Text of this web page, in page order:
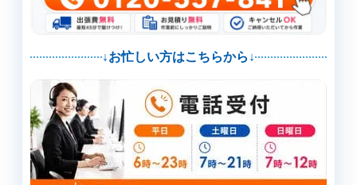
↓お忙しい方はこちらから↓